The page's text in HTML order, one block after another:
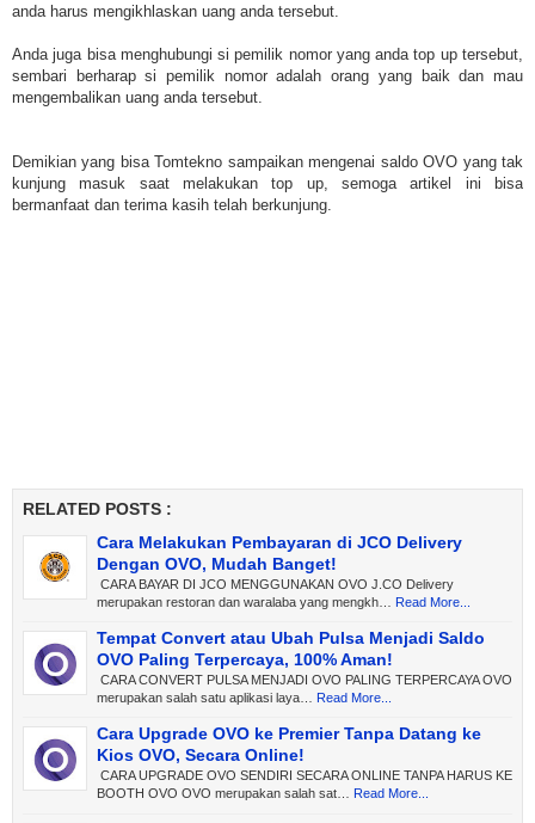
anda harus mengikhlaskan uang anda tersebut.
Anda juga bisa menghubungi si pemilik nomor yang anda top up tersebut,
sembari berharap si pemilik nomor adalah orang yang baik dan mau
mengembalikan uang anda tersebut.
Demikian yang bisa Tomtekno sampaikan mengenai saldo OVO yang tak
kunjung masuk saat melakukan top up, semoga artikel ini bisa
bermanfaat dan terima kasih telah berkunjung.
RELATED POSTS :
Cara Melakukan Pembayaran di JCO Delivery
Dengan OVO, Mudah Banget!
CARA BAYAR DI JCO MENGGUNAKAN OVO J.CO Delivery
merupakan restoran dan waralaba yang mengkh…
Read More...
Tempat Convert atau Ubah Pulsa Menjadi Saldo
OVO Paling Terpercaya, 100% Aman!
CARA CONVERT PULSA MENJADI OVO PALING TERPERCAYA OVO
merupakan salah satu aplikasi laya…
Read More...
Cara Upgrade OVO ke Premier Tanpa Datang ke
Kios OVO, Secara Online!
CARA UPGRADE OVO SENDIRI SECARA ONLINE TANPA HARUS KE
BOOTH OVO OVO merupakan salah sat…
Read More...